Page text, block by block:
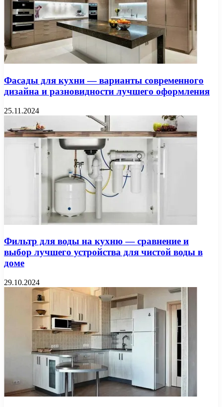
Фасады для кухни — варианты современного
дизайна и разновидности лучшего оформления
25.11.2024
Фильтр для воды на кухню — сравнение и
выбор лучшего устройства для чистой воды в
доме
29.10.2024